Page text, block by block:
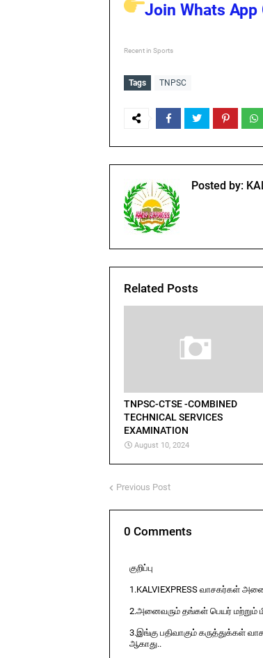
Join Whats App
Recent in Sports
Tags TNPSC
Posted by:
Related Posts
TNPSC-CTSE -COMBINED
TECHNICAL SERVICES
EXAMINATION
August 10, 2024
Previous Post
0 Comments
குறிப்பு
1.KALVIEXPRESS வாசகர்கள்
2.அனைவரும் தங்கள் பெயர் மற்றும்
3.இங்கு பதிவாகும் கருத்துக்கள்
ஆகாது..